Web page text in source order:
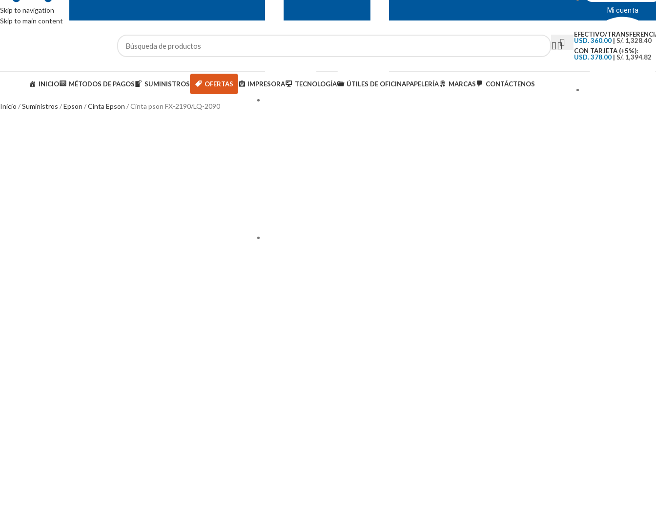
Skip to navigation
Skip to main content
Mi cuenta
EFECTIVO/
USD. 360.00 | S/. 1,328.40
CON TARJETA (+5%):
USD. 378.00 | S/. 1,394.82
INICIO MÉTODOS DE PAGOS SUMINISTROS OFERTAS IMPRESORA TECNOLOGÍA ÚTILES DE OFICINAPAPELERÍA MARCAS CONTÁCTENOS
Inicio Suministros Epson Cinta Epson Cinta pson FX-2190/LQ-2090